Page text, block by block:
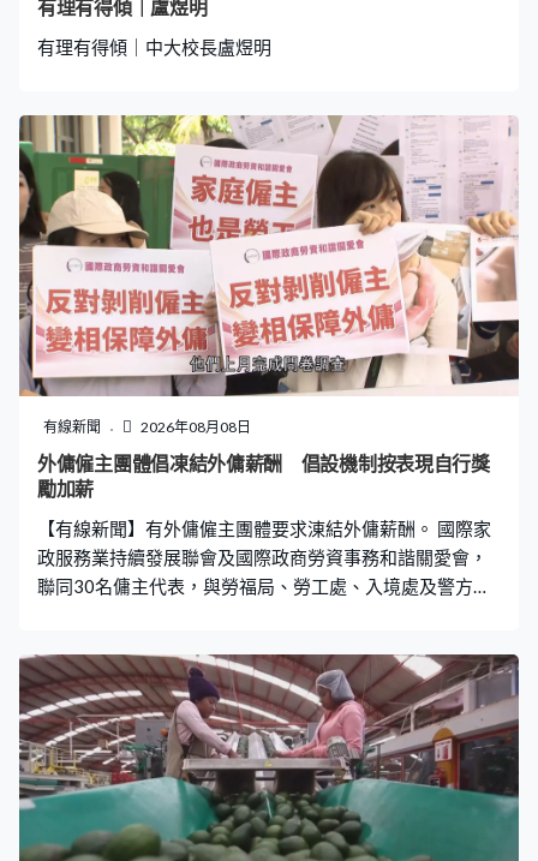
投訴樓上傷者單位，警方有此類紀錄。根據現場調查，兩
家人有多次投訴，但當時沒有報警。」 警方指行兇者曾向
有理有得傾｜盧煜明
有理有得傾｜中大校長盧煜明
有線新聞 2026年08月08日
外傭僱主團體倡凍結外傭薪酬 倡設機制按表現自行獎
勵加薪
【有線新聞】有外傭僱主團體要求涷結外傭薪酬。 國際家
政服務業持續發展聯會及國際政商勞資事務和諧關愛會，
聯同30名傭主代表，與勞福局、勞工處、入境處及警方開
四人表示加薪將超出家庭負擔能力，不排除會解僱外傭。
團體認為外傭底薪過去三年加幅達7.8%，已高於本港同期
綜合通脹，連同日常額外支出、申證費用、醫療保障等，
僱主每月實際支出高達1.1萬元。 國際家政服務業持續發展
聯會會長林夏瑤：「很多僱主處於失業狀態或需要減薪或
凍薪，希望外傭都會明白和體恤，僱主都不希望因為經濟
條件而解僱。反而應該有一個機制，令一些表現優良的外